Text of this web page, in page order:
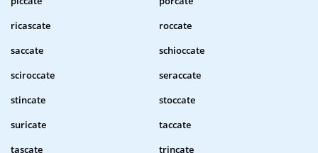
ricascate
roccate
saccate
schioccate
sciroccate
seraccate
stincate
stoccate
suricate
taccate
tascate
trincate